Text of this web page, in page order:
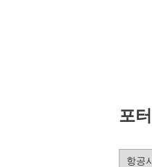
포
항공